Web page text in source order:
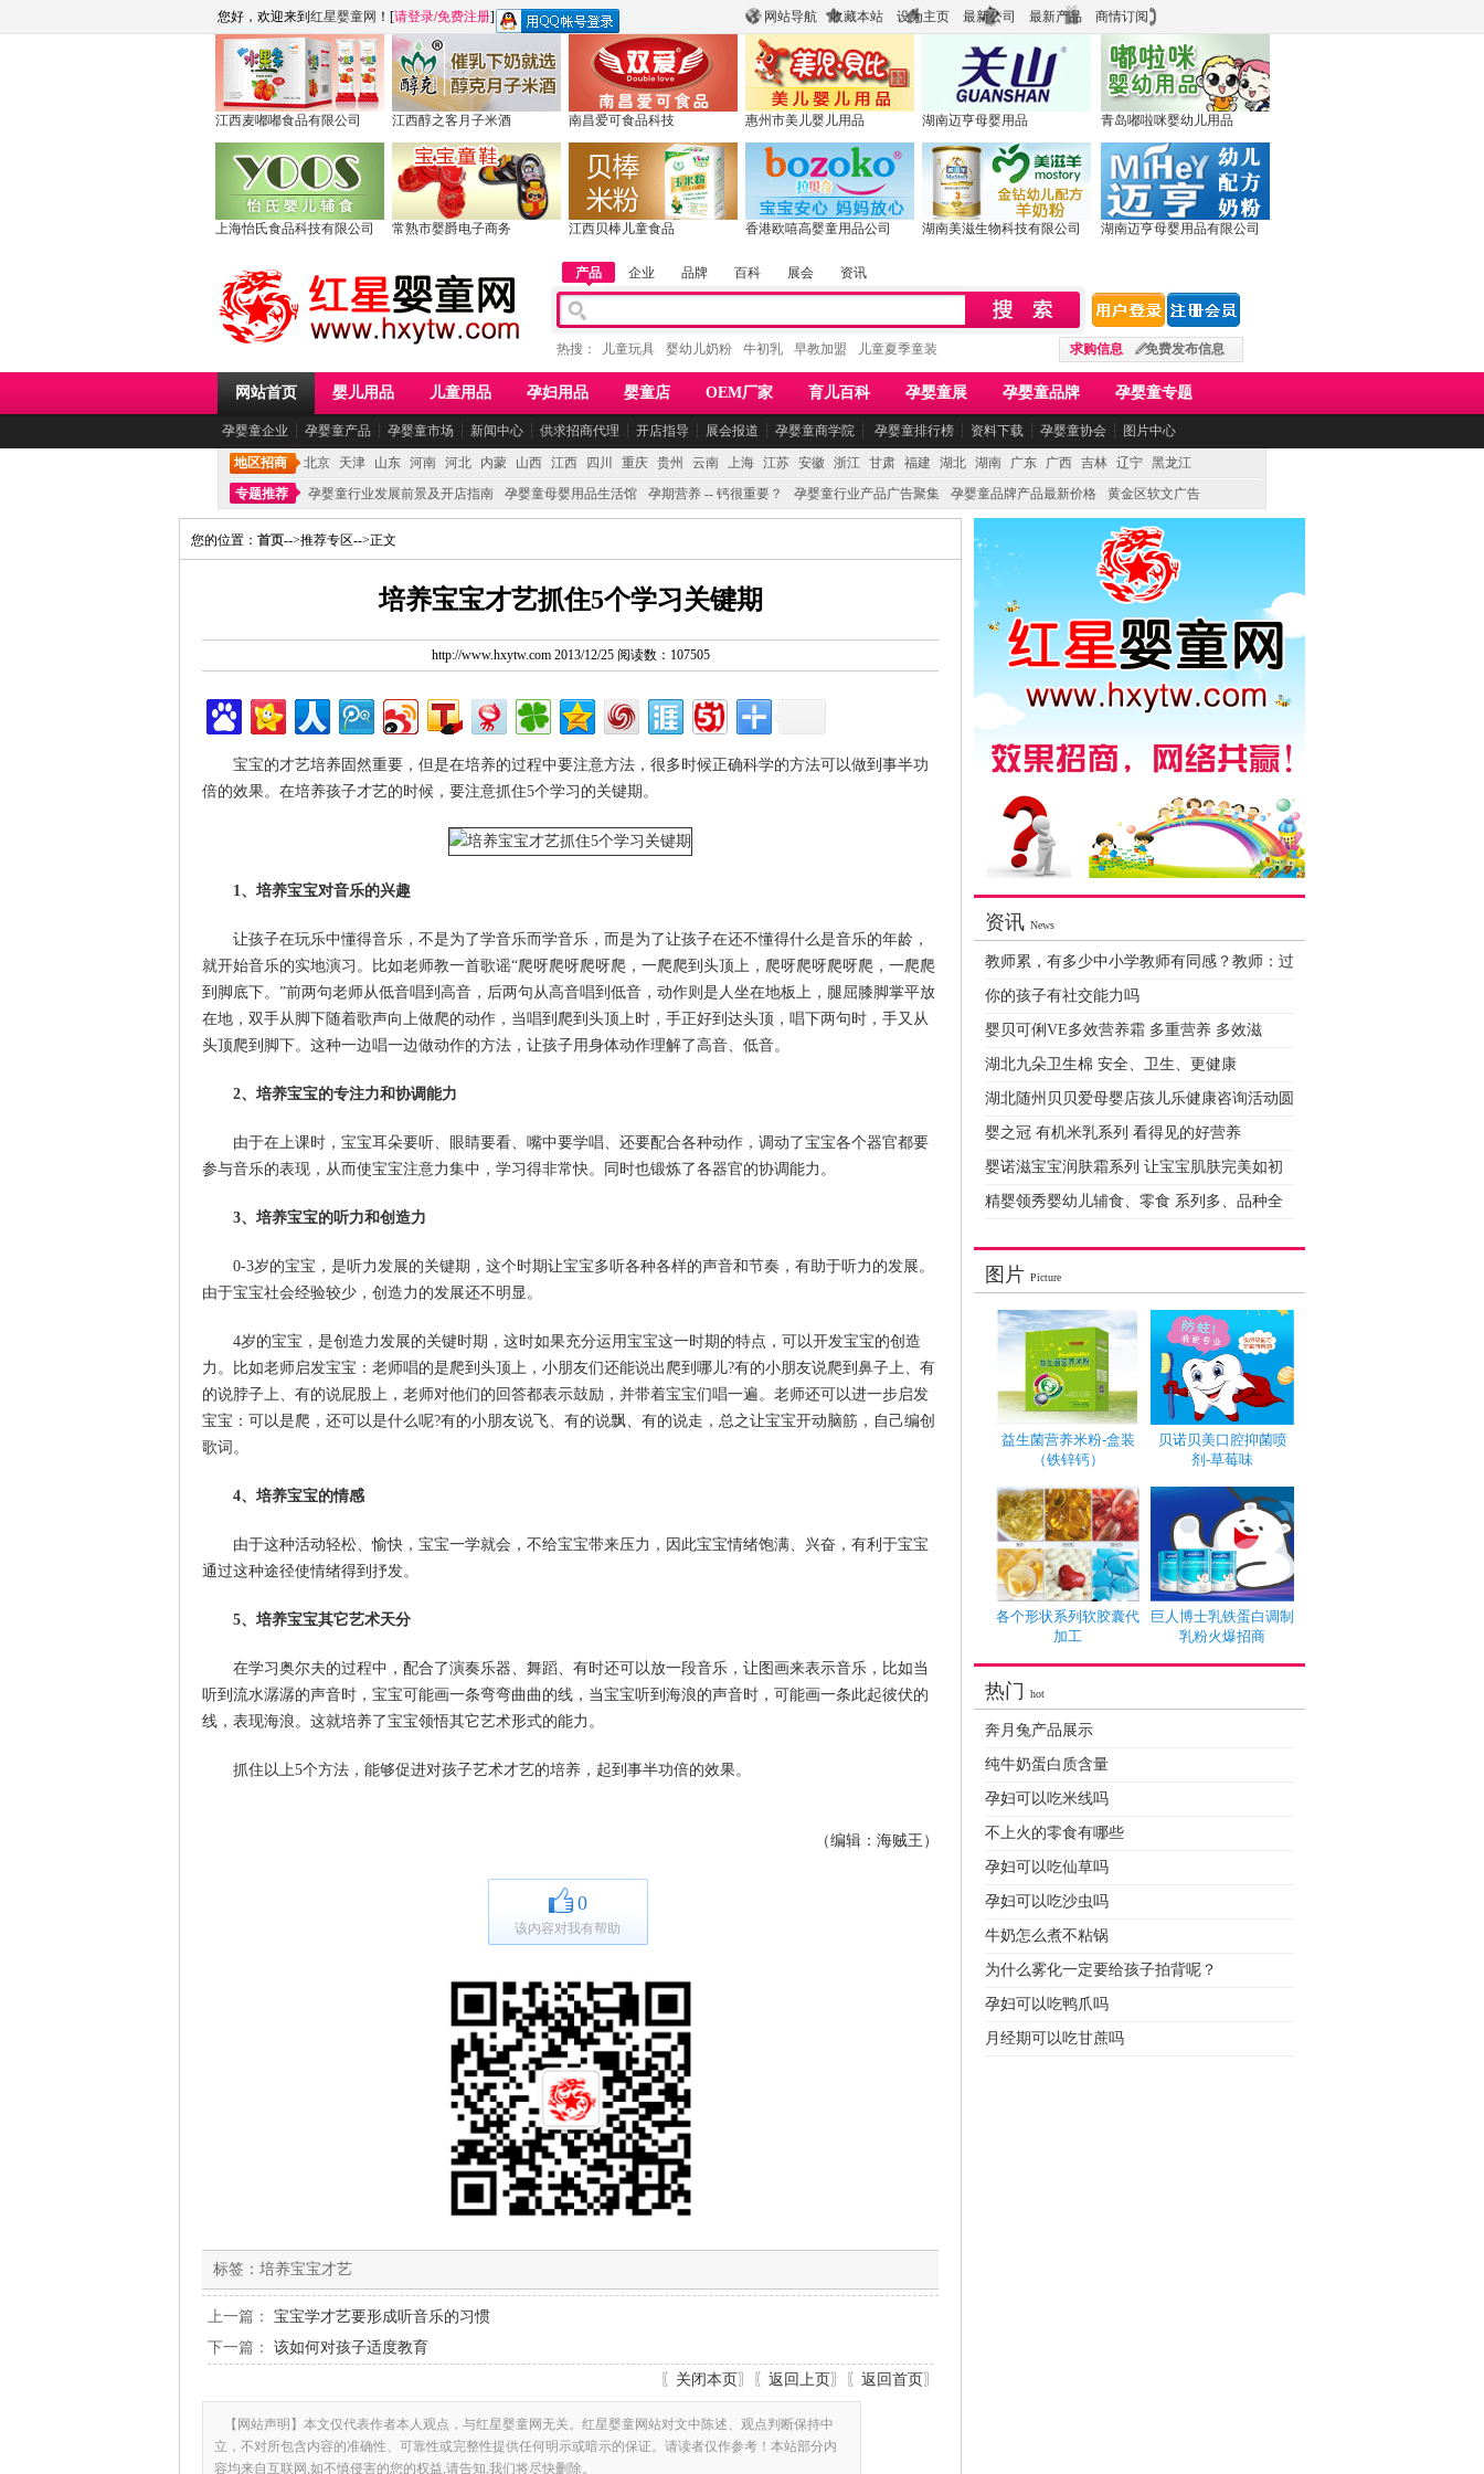
网站导航 收藏本站 设为主页 最新公司 最新产品 商情订阅
您好，欢迎来到 红星婴童网 ！[请登录/免费注册]
江西麦嘟嘟食品有限公司 江西醇之客月子米酒 南昌爱可食品科技 惠州市美儿婴儿用品 湖南迈亨母婴用品 青岛嘟啦咪婴幼儿用品
上海怡氏食品科技有限公司 常熟市婴爵电子商务 江西贝棒儿童食品 香港欧嘻高婴童用品公司 湖南美滋生物科技有限公司 湖南迈亨母婴用品有限公司
产品 企业 品牌 百科 展会 资讯
求购信息 免费发布信息
热搜： 儿童玩具 婴幼儿奶粉 牛初乳 早教加盟 儿童夏季童装
网站首页 婴儿用品 儿童用品 孕妇用品 婴童店 OEM厂家 育儿百科 孕婴童展 孕婴童品牌 孕婴童专题
孕婴童企业 ┆ 孕婴童产品 ┆ 孕婴童市场 ┆ 新闻中心 ┆ 供求招商代理 ┆ 开店指导 ┆ 展会报道 ┆ 孕婴童商学院 ┆ 孕婴童排行榜 ┆ 资料下载 ┆ 孕婴童协会 ┆ 图片中心
地区招商 北京 天津 山东 河南 河北 内蒙 山西 江西 四川 重庆 贵州 云南 上海 江苏 安徽 浙江 甘肃 福建 湖北 湖南 广东 广西 吉林 辽宁 黑龙江
专题推荐
孕婴童行业发展前景及开店指南 孕婴童母婴用品生活馆 孕期营养 -- 钙很重要？ 孕婴童行业产品广告聚集 孕婴童品牌产品最新价格 黄金区软文广告
您的位置： 首页-->推荐专区-->正文
培养宝宝才艺抓住5个学习关键期
http://www.hxytw.com 2013/12/25 阅读数：107505
宝宝的才艺培养固然重要，但是在培养的过程中要注意方法，很多时候正确科学的方法可以做到事半功
倍的效果。在培养孩子才艺的时候，要注意抓住5个学习的关键期。
1、培养宝宝对音乐的兴趣
让孩子在玩乐中懂得音乐，不是为了学音乐而学音乐，而是为了让孩子在还不懂得什么是音乐的年龄，
就开始音乐的实地演习。比如老师教一首歌谣“爬呀爬呀爬呀爬，一爬爬到头顶上，爬呀爬呀爬呀爬，一爬爬
到脚底下。”前两句老师从低音唱到高音，后两句从高音唱到低音，动作则是人坐在地板上，腿屈膝脚掌平放
在地，双手从脚下随着歌声向上做爬的动作，当唱到爬到头顶上时，手正好到达头顶，唱下两句时，手又从
头顶爬到脚下。这种一边唱一边做动作的方法，让孩子用身体动作理解了高音、低音。
2、培养宝宝的专注力和协调能力
由于在上课时，宝宝耳朵要听、眼睛要看、嘴中要学唱、还要配合各种动作，调动了宝宝各个器官都要
参与音乐的表现，从而使宝宝注意力集中，学习得非常快。同时也锻炼了各器官的协调能力。
3、培养宝宝的听力和创造力
0-3岁的宝宝，是听力发展的关键期，这个时期让宝宝多听各种各样的声音和节奏，有助于听力的发展。
由于宝宝社会经验较少，创造力的发展还不明显。
4岁的宝宝，是创造力发展的关键时期，这时如果充分运用宝宝这一时期的特点，可以开发宝宝的创造
力。比如老师启发宝宝：老师唱的是爬到头顶上，小朋友们还能说出爬到哪儿?有的小朋友说爬到鼻子上、有
的说脖子上、有的说屁股上，老师对他们的回答都表示鼓励，并带着宝宝们唱一遍。老师还可以进一步启发
宝宝：可以是爬，还可以是什么呢?有的小朋友说飞、有的说飘、有的说走，总之让宝宝开动脑筋，自己编创
歌词。
4、培养宝宝的情感
由于这种活动轻松、愉快，宝宝一学就会，不给宝宝带来压力，因此宝宝情绪饱满、兴奋，有利于宝宝
通过这种途径使情绪得到抒发。
5、培养宝宝其它艺术天分
在学习奥尔夫的过程中，配合了演奏乐器、舞蹈、有时还可以放一段音乐，让图画来表示音乐，比如当
听到流水潺潺的声音时，宝宝可能画一条弯弯曲曲的线，当宝宝听到海浪的声音时，可能画一条此起彼伏的
线，表现海浪。这就培养了宝宝领悟其它艺术形式的能力。
抓住以上5个方法，能够促进对孩子艺术才艺的培养，起到事半功倍的效果。
（编辑：海贼王）
0
该内容对我有帮助
标签： 培养宝宝才艺
上一篇： 宝宝学才艺要形成听音乐的习惯
下一篇： 该如何对孩子适度教育
〖 关闭本页〗〖 返回上页〗〖 返回首页〗
【网站声明】本文仅代表作者本人观点，与红星婴童网无关。红星婴童网站对文中陈述、观点判断保持中
立，不对所包含内容的准确性、可靠性或完整性提供任何明示或暗示的保证。请读者仅作参考！本站部分内
容均来自互联网,如不慎侵害的您的权益,请告知,我们将尽快删除。
资讯 News
教师累，有多少中小学教师有同感？教师：过
你的孩子有社交能力吗
婴贝可俐VE多效营养霜 多重营养 多效滋
湖北九朵卫生棉 安全、卫生、更健康
湖北随州贝贝爱母婴店孩儿乐健康咨询活动圆
婴之冠 有机米乳系列 看得见的好营养
婴诺滋宝宝润肤霜系列 让宝宝肌肤完美如初
精婴领秀婴幼儿辅食、零食 系列多、品种全
图片 Picture
益生菌营养米粉-盒装
（铁锌钙）
贝诺贝美口腔抑菌喷
剂-草莓味
各个形状系列软胶囊代
加工
巨人博士乳铁蛋白调制
乳粉火爆招商
热门 hot
奔月兔产品展示
纯牛奶蛋白质含量
孕妇可以吃米线吗
不上火的零食有哪些
孕妇可以吃仙草吗
孕妇可以吃沙虫吗
牛奶怎么煮不粘锅
为什么雾化一定要给孩子拍背呢？
孕妇可以吃鸭爪吗
月经期可以吃甘蔗吗